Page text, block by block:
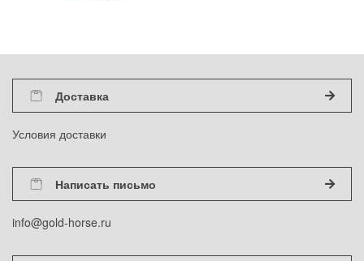
Доставка
Условия доставки
Написать письмо
info@gold-horse.ru